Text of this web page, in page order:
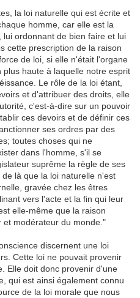
la loi naturelle qui est écrite et
homme, car elle est la
ordonnant de bien faire et lui
cette prescription de la raison
de loi, si elle n'était l'organe
haute à laquelle notre esprit
Le rôle de la loi étant,
et d'attribuer des droits, elle
c'est-à-dire sur un pouvoir
ces devoirs et de définir ces
ses ordres par des
toutes choses qui ne
dans l'homme, s'il se
suprême la règle de ses
là que la loi naturelle n'est
gravée chez les êtres
vers l'acte et la fin qui leur
elle-même que la raison
et modérateur du monde."
discernent une loi
Cette loi ne pouvait provenir
Elle doit donc provenir d'une
qui est ainsi également connu
de la loi morale que nous